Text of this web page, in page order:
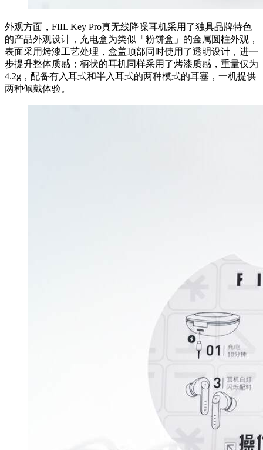
外观方面，FIIL Key Pro真无线降噪耳机采用了独具品牌特色
的产品外观设计，充电盒为类似「粉饼盒」的金属圆柱外观，
表面采用烤漆工艺处理，盒盖顶部同时使用了透明设计，进一
步提升整体质感；柄状的耳机同样采用了烤漆质感，重量仅为
4.2g，配备有入耳式和半入耳式的两种模式的耳塞，一机提供
两种佩戴体验。